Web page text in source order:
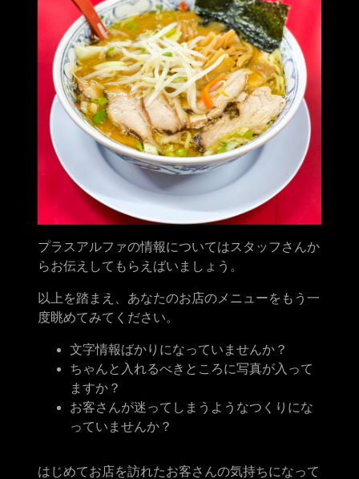
プラスアルファの情報についてはスタッフさんか
らお伝えしてもらえばいましょう。
以上を踏まえ、あなたのお店のメニューをもう一
度眺めてみてください。
文字情報ばかりになっていませんか？
ちゃんと入れるべきところに写真が入って
ますか？
お客さんが迷ってしまうようなつくりにな
っていませんか？
はじめてお店を訪れたお客さんの気持ちになって